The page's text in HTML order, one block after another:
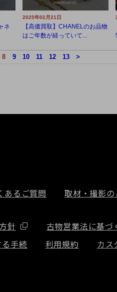
ネ
2025年02月21日
【高価買取】CHANELのお品物
はご年数が経っていて...
8 9 10 11 12 13 >
あるご質問 取材・撮影
針
古物営業法に基づ
手続
利用規約 カス